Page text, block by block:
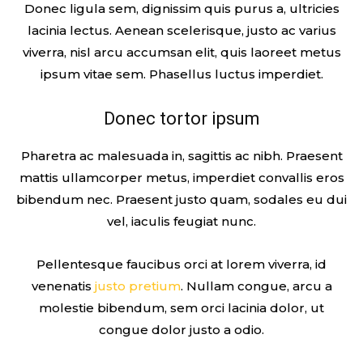
Donec ligula sem, dignissim quis purus a, ultricies
lacinia lectus. Aenean scelerisque, justo ac varius
viverra, nisl arcu accumsan elit, quis laoreet metus
ipsum vitae sem. Phasellus luctus imperdiet.
Donec tortor ipsum
Pharetra ac malesuada in, sagittis ac nibh. Praesent
mattis ullamcorper metus, imperdiet convallis eros
bibendum nec. Praesent justo quam, sodales eu dui
vel, iaculis feugiat nunc.
Pellentesque faucibus orci at lorem viverra, id
venenatis justo pretium. Nullam congue, arcu a
molestie bibendum, sem orci lacinia dolor, ut
congue dolor justo a odio.